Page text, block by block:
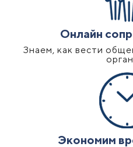
Онлайн
Знаем, как вести
Экономим